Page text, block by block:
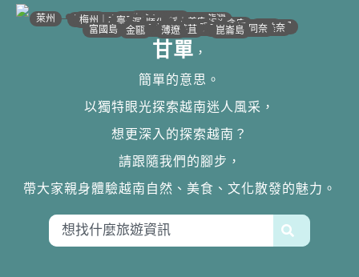
• 河江｜高平
沙壩 •
萊州 • 宣光 •
安沛｜木江界 •
• 太原
梅州｜木州•• 北江｜北寧
• 下龍灣
• 河內
•海防｜海洋
• 南定｜清化
寧平 ••河靜｜義安
洞海 •
順化 •• 峴港
• 會安
• 歸仁
邦美蜀 •
大叻 ••芽莊｜潘郎
•潘切｜美奈
平陽 •
西寧 •
胡志明 •
美萩 •
富國島 •迪石 •
金甌 • • 同奈
• 頭頓
• 芹苴 •崑崙島
• 薄遼
甘單 ，
簡單的意思。
以獨特眼光探索越南迷人風采，
想更深入的探索越南？
請跟隨我們的腳步，
帶大家親身體驗越南自然、美食、文化散發的魅力。